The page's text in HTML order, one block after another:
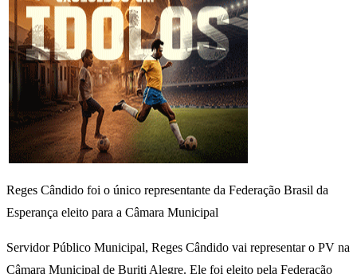
Reges Cândido foi o único representante da Federação Brasil da
Esperança eleito para a Câmara Municipal
Servidor Público Municipal, Reges Cândido vai representar o PV na
Câmara Municipal de Buriti Alegre. Ele foi eleito pela Federação